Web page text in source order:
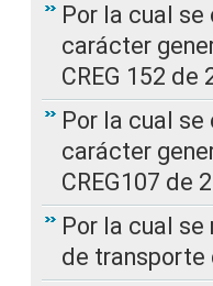
Por la cual
carácter
CREG 152 de
Por la cual
carácter
CREG107 de
Por la cual
de transporte